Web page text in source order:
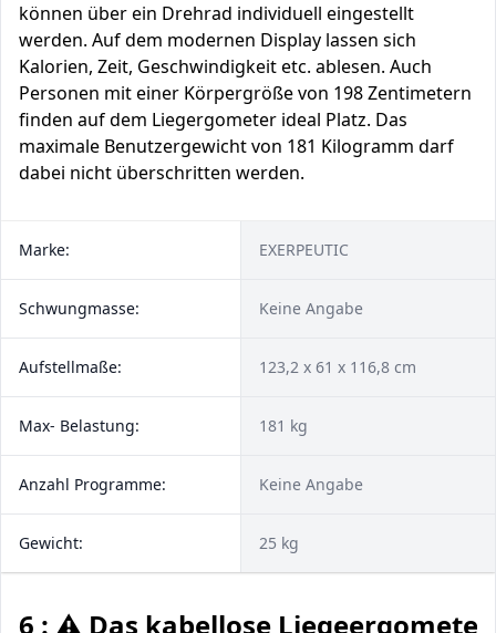
können über ein Drehrad individuell eingestellt
werden. Auf dem modernen Display lassen sich
Kalorien, Zeit, Geschwindigkeit etc. ablesen. Auch
Personen mit einer Körpergröße von 198 Zentimetern
finden auf dem Liegergometer ideal Platz. Das
maximale Benutzergewicht von 181 Kilogramm darf
dabei nicht überschritten werden.
Marke: EXERPEUTIC
Schwungmasse: Keine Angabe
Aufstellmaße: 123,2 x 61 x 116,8 cm
Max- Belastung: 181 kg
Anzahl Programme: Keine Angabe
Gewicht: 25 kg
6 : ⚠️ Das kabellose Liegeergometer